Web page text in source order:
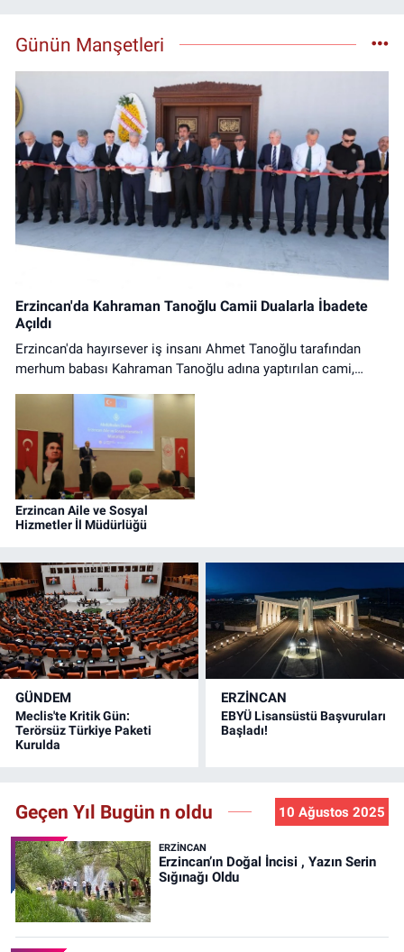
Günün Manşetleri
Erzincan'da Kahraman Tanoğlu Camii Dualarla İbadete
Açıldı
Erzincan'da hayırsever iş insanı Ahmet Tanoğlu tarafından
merhum babası Kahraman Tanoğlu adına yaptırılan cami,
Erzincan Aile ve Sosyal
Hizmetler İl Müdürlüğü
GÜNDEM
Meclis'te Kritik Gün:
Terörsüz Türkiye Paketi
Kurulda
ERZINCAN
EBYÜ Lisansüstü Başvuruları
Başladı!
Geçen Yıl Bugün n oldu 10 Ağustos 2025
ERZINCAN
Erzincan’ın Doğal İncisi , Yazın Serin
Sığınağı Oldu